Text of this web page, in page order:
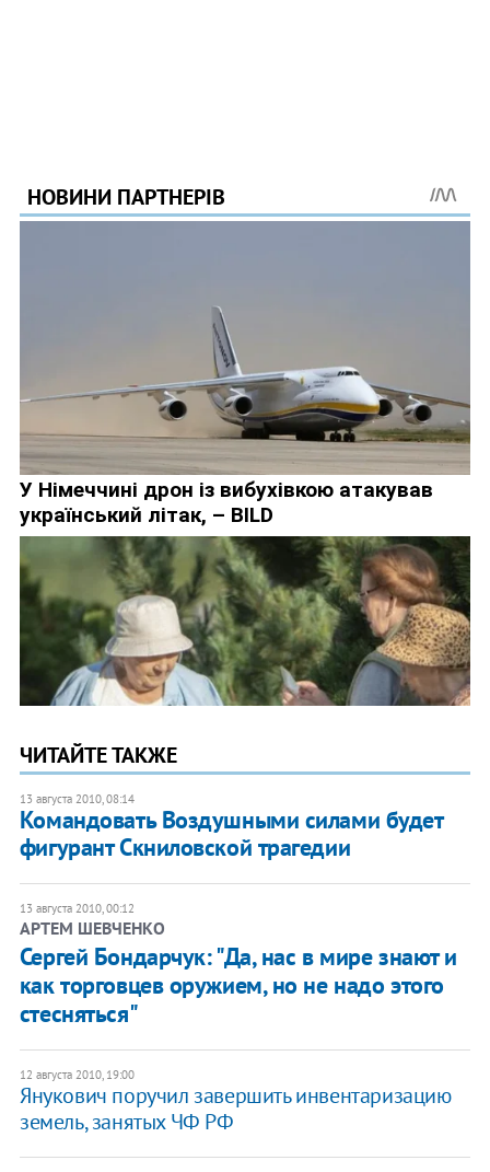
ЧИТАЙТЕ ТАКЖЕ
13 августа 2010, 08:14
Командовать Воздушными силами будет
фигурант Скниловской трагедии
13 августа 2010, 00:12
АРТЕМ ШЕВЧЕНКО
Сергей Бондарчук: "Да, нас в мире знают и
как торговцев оружием, но не надо этого
стесняться"
12 августа 2010, 19:00
Янукович поручил завершить инвентаризацию
земель, занятых ЧФ РФ